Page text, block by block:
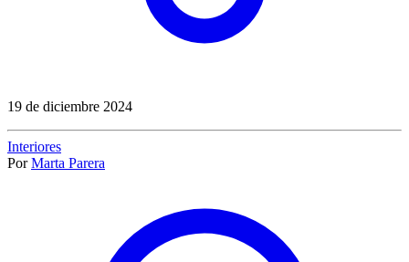
19 de diciembre 2024
Interiores
Por Marta Parera